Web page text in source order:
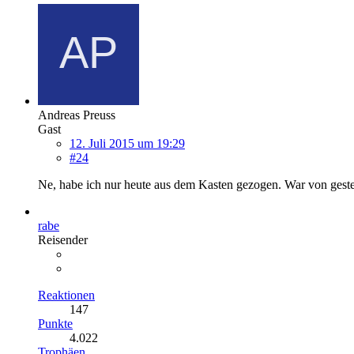
Andreas Preuss
Gast
12. Juli 2015 um 19:29
#24
Ne, habe ich nur heute aus dem Kasten gezogen. War von
rabe
Reisender
Reaktionen
147
Punkte
4.022